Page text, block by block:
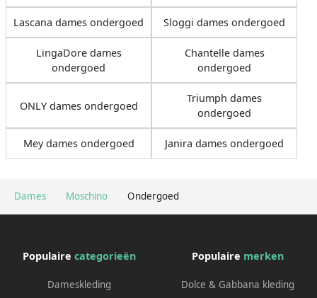
Dames Moschino Ondergoed
Lascana dames ondergoed Sloggi dames ondergoed
LingaDore dames
ondergoed
Chantelle dames
ondergoed
ONLY dames ondergoed
Triumph dames
ondergoed
Mey dames ondergoed Janira dames ondergoed
Populaire categorieën
Dameskleding
Populaire merken
Dolce & Gabbana kleding